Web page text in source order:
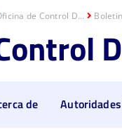
de Control D...
de